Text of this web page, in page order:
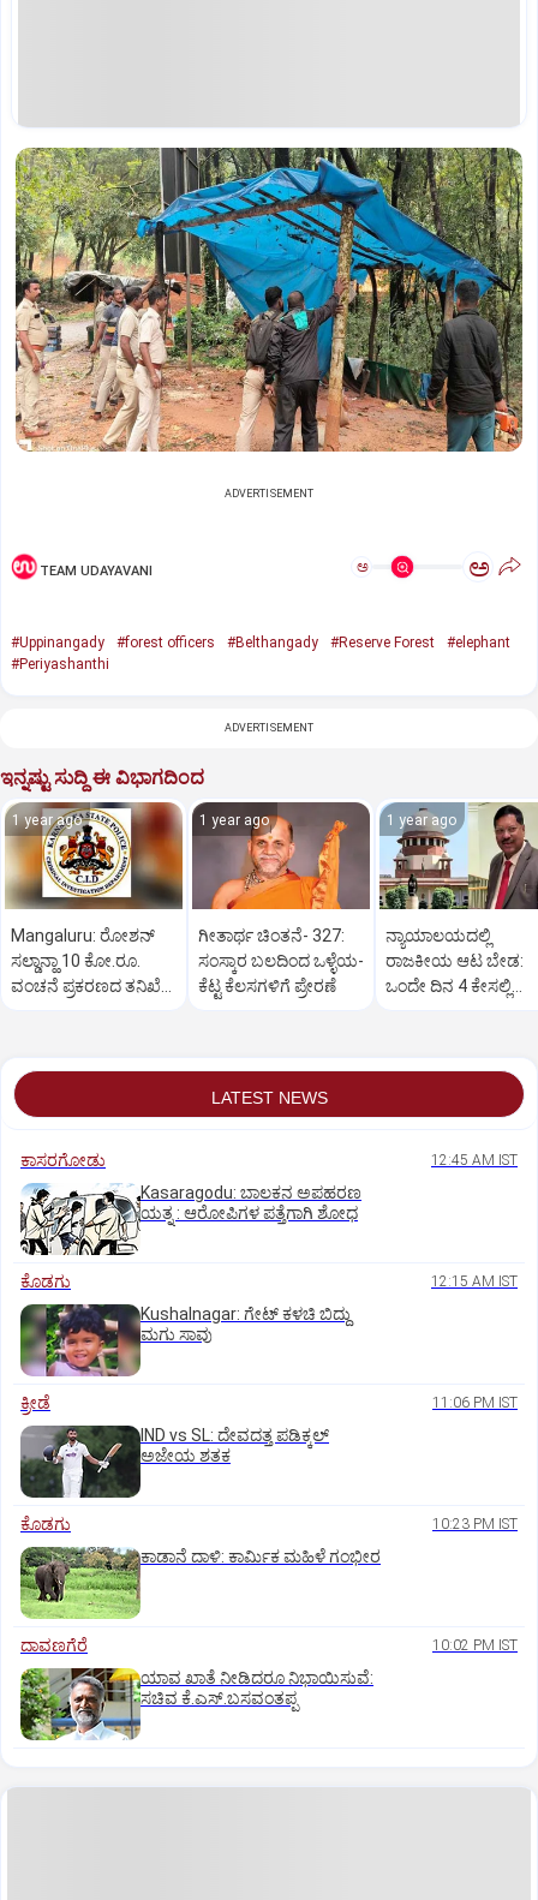
ADVERTISEMENT
TEAM UDAYAVANI ಅ ಅ
#Uppinangady #forest officers #Belthangady #Reserve Forest
#elephant
#Periyashanthi
ADVERTISEMENT
ಇನ್ನಷ್ಟು ಸುದ್ದಿ ಈ ವಿಭಾಗದಿಂದ
1 year ago
Mangaluru: ರೋಶನ್‌
ಸಲ್ಡಾನ್ಹಾ 10 ಕೋ.ರೂ.
ವಂಚನೆ ಪ್ರಕರಣದ ತನಿಖೆ
1 year ago
ಗೀತಾರ್ಥ ಚಿಂತನೆ- 327:
ಸಂಸ್ಕಾರ ಬಲದಿಂದ ಒಳ್ಳೆಯ-
ಕೆಟ್ಟ ಕೆಲಸಗಳಿಗೆ ಪ್ರೇರಣೆ
1 year ago
ನ್ಯಾಯಾಲಯದಲ್ಲಿ
ರಾಜಕೀಯ ಆಟ ಬೇಡ:
ಒಂದೇ ದಿನ 4 ಕೇಸಲ್ಲಿ
LATEST NEWS
ಕಾಸರಗೋಡು 12:45 AM IST
Kasaragodu: ಬಾಲಕನ ಅಪಹರಣ
ಯತ್ನ : ಆರೋಪಿಗಳ ಪತ್ತೆಗಾಗಿ ಶೋಧ
ಕೊಡಗು 12:15 AM IST
Kushalnagar: ಗೇಟ್ ಕಳಚಿ ಬಿದ್ದು
ಮಗು ಸಾವು
ಕ್ರೀಡೆ 11:06 PM IST
IND vs SL: ದೇವದತ್ತ ಪಡಿಕ್ಕಲ್‌
ಅಜೇಯ ಶತಕ
ಕೊಡಗು 10:23 PM IST
ಕಾಡಾನೆ ದಾಳಿ: ಕಾರ್ಮಿಕ ಮಹಿಳೆ ಗಂಭೀರ
ದಾವಣಗೆರೆ 10:02 PM IST
ಯಾವ ಖಾತೆ ನೀಡಿದರೂ ನಿಭಾಯಿಸುವೆ:
ಸಚಿವ ಕೆ.ಎಸ್.ಬಸವಂತಪ್ಪ